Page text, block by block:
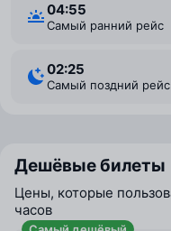
04:55
Самый ранний рейс
02:25
Самый поздний рейс
Дешёвые билеты
Цены, которые
часов